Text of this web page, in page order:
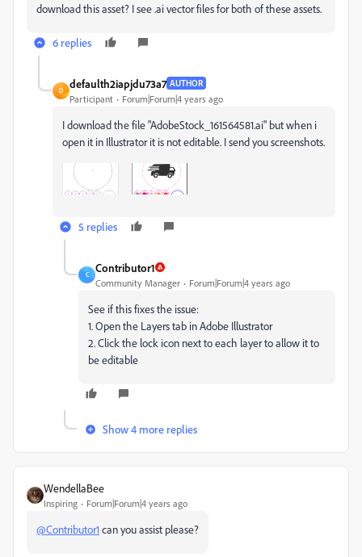
download this asset? I see .ai vector files for both of these assets.
6 replies
D
defaulth2iapjdu73a7 AUTHOR
Participant Forum|Forum|4 years ago
I download the file "AdobeStock_161564581.ai" but when i
open it in Illustrator it is not editable. I send you screenshots.
5 replies
C
Contributor1
Community Manager Forum|Forum|4 years ago
See if this fixes the issue:
1. Open the Layers tab in Adobe Illustrator
2. Click the lock icon next to each layer to allow it to
be editable
Show 4 more replies
WendellaBee
Inspiring Forum|Forum|4 years ago
@Contributor1 can you assist please?